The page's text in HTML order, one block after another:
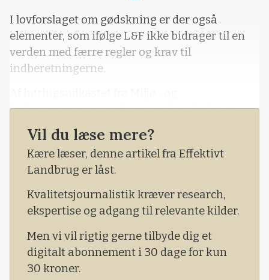
I lovforslaget om gødskning er der også
elementer, som ifølge L&F ikke bidrager til en
verden med færre regler og krav til
indberetningerne.
Fødevareministeriet fremgår det således, at
ministeriet lægger op til en skærpet
indberetningsprocedure for etablering af
efterafgrøder, og at man skærper kontrollen.
Vil du læse mere?
Kære læser, denne artikel fra Effektivt
Landbrug er låst.
Kvalitetsjournalistik kræver research,
ekspertise og adgang til relevante kilder.
Men vi vil rigtig gerne tilbyde dig et
digitalt abonnement i 30 dage for kun
30 kroner.